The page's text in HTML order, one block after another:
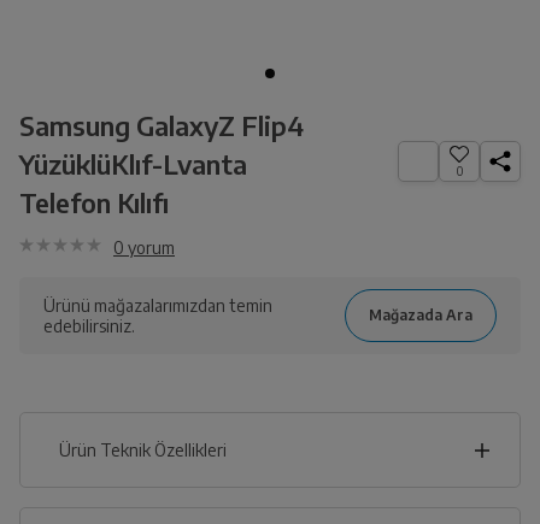
Samsung GalaxyZ Flip4
YüzüklüKlıf-Lvanta
Telefon Kılıfı
0
0 yorum
Ürünü mağazalarımızdan temin
edebilirsiniz.
Ürün Teknik Özellikleri